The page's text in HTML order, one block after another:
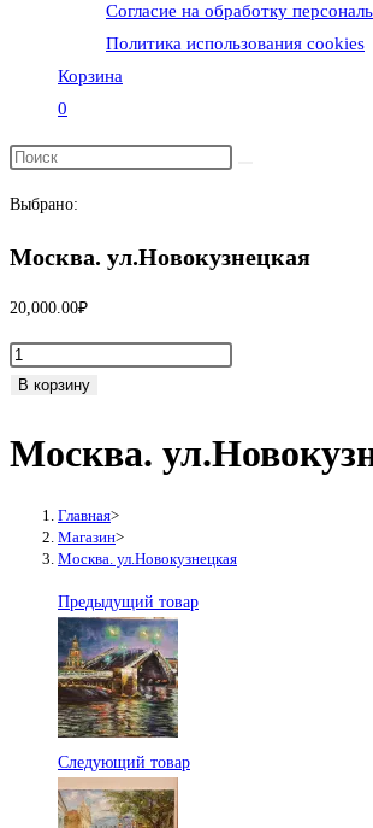
Согласие на обработку
Политика использования cookies
Корзина
0
поиск
по
сайту
Выбрано:
Москва. ул.Новокузнецкая
20,000.00₽
Количество
товара
ул.Новокузнецкая
В корзину
Москва.
Главная>
Магазин>
Москва. ул.Новокузнецкая
Предыдущий товар
Следующий товар